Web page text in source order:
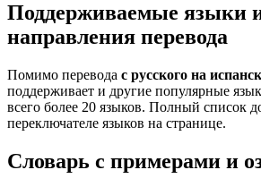
Поддерживаемые языки
направления перевода
Помимо перевода с русского на
поддерживает и другие популярные
всего более 20 языков. Полный список
переключателе языков на странице.
Словарь с примерами и